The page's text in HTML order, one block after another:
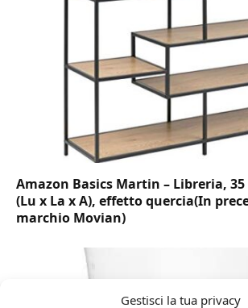
Gestisci la tua privacy
Amazon Basics Martin – Libreria, 35
(Lu x La x A), effetto quercia(In
marchio Movian)